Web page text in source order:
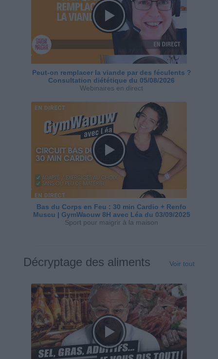
Peut-on remplacer la viande par des féculents ?
Consultation diététique du 05/08/2026
Webinaires en direct
Bas du Corps en Feu : 30 min Cardio + Renfo
Muscu | GymWaouw 8H avec Léa du 03/09/2025
Sport pour maigrir à la maison
Décryptage des aliments Voir tout